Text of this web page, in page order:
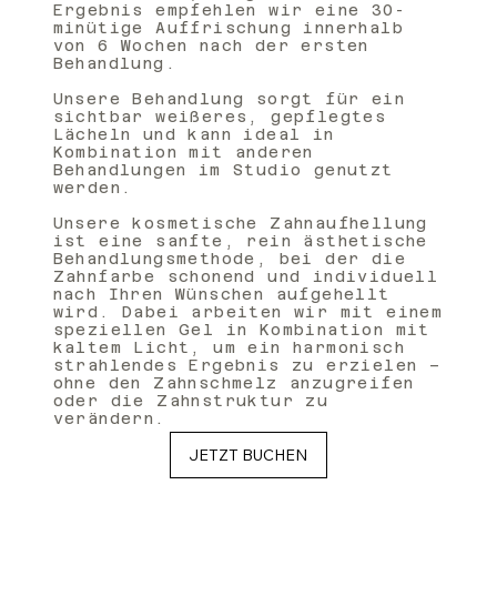
Ergebnis empfehlen wir eine 30-
minütige Auffrischung innerhalb
von 6 Wochen nach der ersten
Behandlung.
Unsere Behandlung sorgt für ein
sichtbar weißeres, gepflegtes
Lächeln und kann ideal in
Kombination mit anderen
Behandlungen im Studio genutzt
werden.
Unsere kosmetische Zahnaufhellung
ist eine sanfte, rein ästhetische
Behandlungsmethode, bei der die
Zahnfarbe schonend und individuell
nach Ihren Wünschen aufgehellt
wird. Dabei arbeiten wir mit einem
speziellen Gel in Kombination mit
kaltem Licht, um ein harmonisch
strahlendes Ergebnis zu erzielen –
ohne den Zahnschmelz anzugreifen
oder die Zahnstruktur zu
verändern.
JETZT BUCHEN